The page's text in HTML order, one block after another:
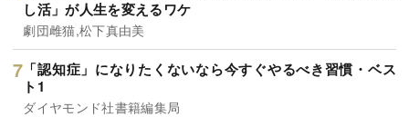
し活」が人生を変えるワケ
劇団雌猫,松下真由美
「認知症」になりたくないなら今すぐやるべき習慣・ベス
ト1
ダイヤモンド社書籍編集局